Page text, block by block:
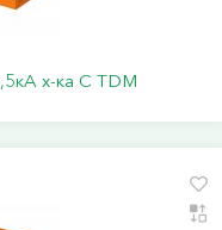
х-ка С TDM